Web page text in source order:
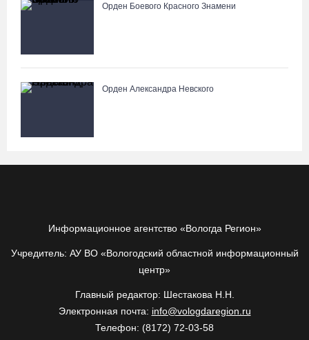
Орден Боевого Красного Знамени
Орден Александра Невского
Информационное агентство «Вологда Регион»
Учредитель: АУ ВО «Вологодский областной информационный
центр»
Главный редактор: Шестакова Н.Н.
Электронная почта: info@vologdaregion.ru
Телефон: (8172) 72-03-58